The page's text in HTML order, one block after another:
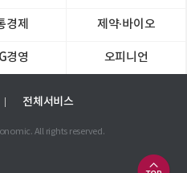
경제 제약∙바이오
경영 오피니언
전체서비스
All rights reserved.